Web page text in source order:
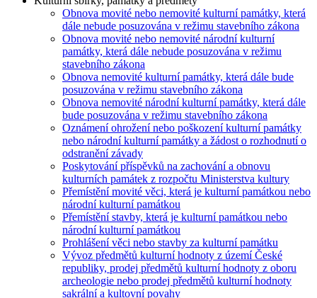
Obnova movité nebo nemovité kulturní památky, která
dále nebude posuzována v režimu stavebního zákona
Obnova movité nebo nemovité národní kulturní
památky, která dále nebude posuzována v režimu
stavebního zákona
Obnova nemovité kulturní památky, která dále bude
posuzována v režimu stavebního zákona
Obnova nemovité národní kulturní památky, která dále
bude posuzována v režimu stavebního zákona
Oznámení ohrožení nebo poškození kulturní památky
nebo národní kulturní památky a žádost o rozhodnutí o
odstranění závady
Poskytování příspěvků na zachování a obnovu
kulturních památek z rozpočtu Ministerstva kultury
Přemístění movité věci, která je kulturní památkou nebo
národní kulturní památkou
Přemístění stavby, která je kulturní památkou nebo
národní kulturní památkou
Prohlášení věci nebo stavby za kulturní památku
Vývoz předmětů kulturní hodnoty z území České
republiky, prodej předmětů kulturní hodnoty z oboru
archeologie nebo prodej předmětů kulturní hodnoty
sakrální a kultovní povahy